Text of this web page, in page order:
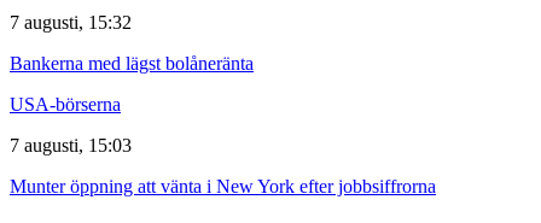
7 augusti, 15:32
Bankerna med lägst bolåneränta
USA-börserna
7 augusti, 15:03
Munter öppning att vänta i New York efter jobbsiffrorna